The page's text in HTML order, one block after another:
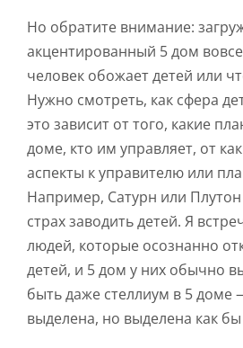
Но обратите внимание:
акцентированный 5 дом
человек обожает детей или
Нужно смотреть, как сфера
это зависит от того, какие
доме, кто им управляет, от
аспекты к управителю или
Например, Сатурн или Плутон
страх заводить детей. Я
людей, которые осознанно
детей, и 5 дом у них обычно
быть даже стеллиум в 5 доме
выделена, но выделена как